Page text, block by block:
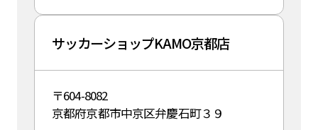
サッカーショップKAMO京都店
〒604-8082
京都府京都市中京区弁慶石町３９